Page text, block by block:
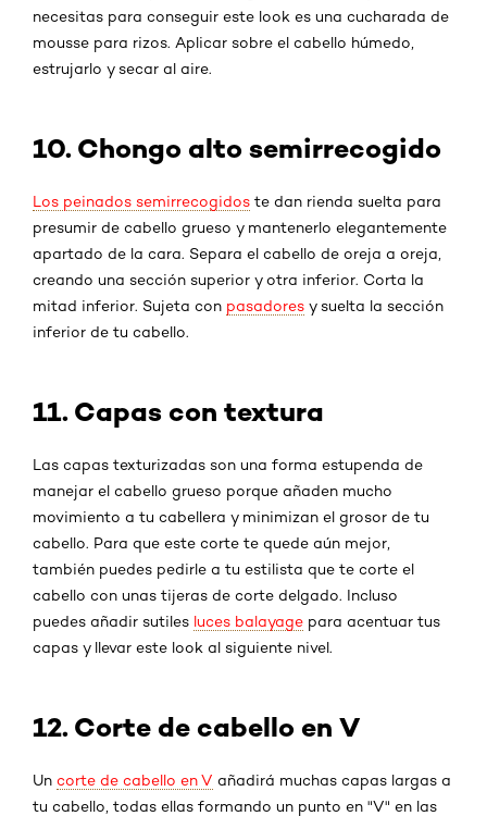
necesitas para conseguir este look es una cucharada de
mousse para rizos. Aplicar sobre el cabello húmedo,
estrujarlo y secar al aire.
10. Chongo alto semirrecogido
Los peinados semirrecogidos te dan rienda suelta para
presumir de cabello grueso y mantenerlo elegantemente
apartado de la cara. Separa el cabello de oreja a oreja,
creando una sección superior y otra inferior. Corta la
mitad inferior. Sujeta con pasadores y suelta la sección
inferior de tu cabello.
11. Capas con textura
Las capas texturizadas son una forma estupenda de
manejar el cabello grueso porque añaden mucho
movimiento a tu cabellera y minimizan el grosor de tu
cabello. Para que este corte te quede aún mejor,
también puedes pedirle a tu estilista que te corte el
cabello con unas tijeras de corte delgado. Incluso
puedes añadir sutiles luces balayage para acentuar tus
capas y llevar este look al siguiente nivel.
12. Corte de cabello en V
Un corte de cabello en V añadirá muchas capas largas a
tu cabello, todas ellas formando un punto en "V" en las